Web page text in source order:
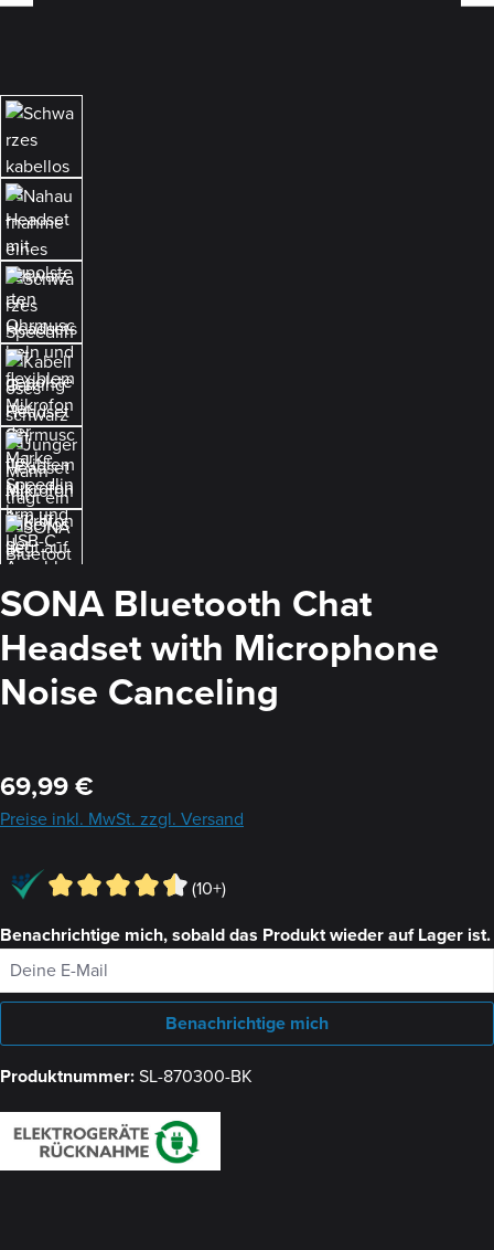
SONA Bluetooth Chat
Headset with Microphone
Noise Canceling
Regulärer Preis:
69,99 €
Preise inkl. MwSt. zzgl. Versand
(10+)
Benachrichtige mich, sobald das Produkt wieder auf Lager ist.
Deine E-Mail
Benachrichtige mich
Produktnummer:SL-870300-BK